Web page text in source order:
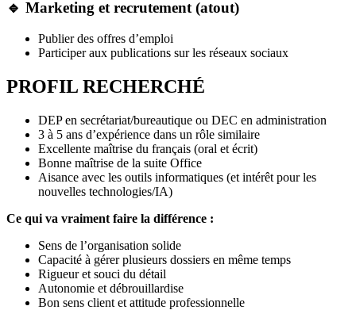
🔹 Marketing et recrutement (atout)
Publier des offres d’emploi
Participer aux publications sur les réseaux sociaux
PROFIL RECHERCHÉ
DEP en secrétariat/bureautique ou DEC en administration
3 à 5 ans d’expérience dans un rôle similaire
Excellente maîtrise du français (oral et écrit)
Bonne maîtrise de la suite Office
Aisance avec les outils informatiques (et intérêt pour les
nouvelles technologies/IA)
Ce qui va vraiment faire la différence :
Sens de l’organisation solide
Capacité à gérer plusieurs dossiers en même temps
Rigueur et souci du détail
Autonomie et débrouillardise
Bon sens client et attitude professionnelle